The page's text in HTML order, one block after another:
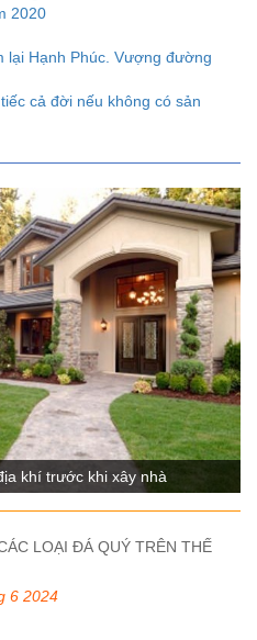
2020
lại Hạnh Phúc. Vượng đường
cả đời nếu không có sản
khí trước khi xây nhà
LOẠI ĐÁ QUÝ TRÊN THẾ
6 2024